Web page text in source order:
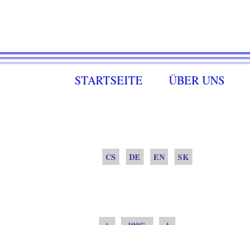
STARTSEITE ÜBER UNS
CS DE EN SK